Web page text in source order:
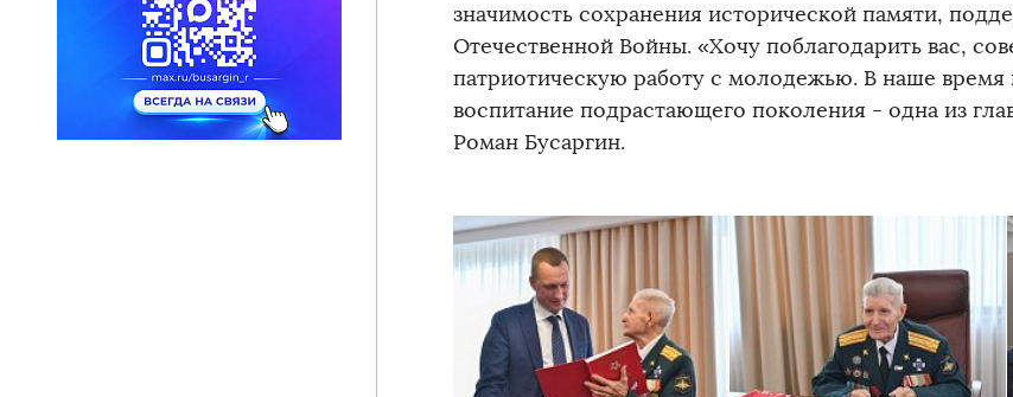
значимость сохранения исторической памяти,
Отечественной Войны. «Хочу поблагодарить вас,
патриотическую работу с молодежью. В наше время
воспитание подрастающего поколения - одна из
Роман Бусаргин.